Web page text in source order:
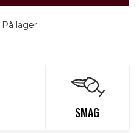
På lager
SMAG